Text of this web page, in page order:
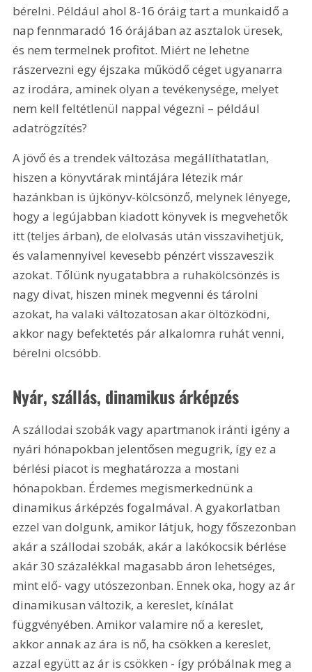
bérelni. Például ahol 8-16 óráig tart a munkaidő a
nap fennmaradó 16 órájában az asztalok üresek,
és nem termelnek profitot. Miért ne lehetne
rászervezni egy éjszaka működő céget ugyanarra
az irodára, aminek olyan a tevékenysége, melyet
nem kell feltétlenül nappal végezni – például
adatrögzítés?
A jövő és a trendek változása megállíthatatlan,
hiszen a könyvtárak mintájára létezik már
hazánkban is újkönyv-kölcsönző, melynek lényege,
hogy a legújabban kiadott könyvek is megvehetők
itt (teljes árban), de elolvasás után visszavihetjük,
és valamennyivel kevesebb pénzért visszaveszik
azokat. Tőlünk nyugatabbra a ruhakölcsönzés is
nagy divat, hiszen minek megvenni és tárolni
azokat, ha valaki változatosan akar öltözködni,
akkor nagy befektetés pár alkalomra ruhát venni,
bérelni olcsóbb.
Nyár, szállás, dinamikus árképzés
A szállodai szobák vagy apartmanok iránti igény a
nyári hónapokban jelentősen megugrik, így ez a
bérlési piacot is meghatározza a mostani
hónapokban. Érdemes megismerkednünk a
dinamikus árképzés fogalmával. A gyakorlatban
ezzel van dolgunk, amikor látjuk, hogy főszezonban
akár a szállodai szobák, akár a lakókocsik bérlése
akár 30 százalékkal magasabb áron lehetséges,
mint elő- vagy utószezonban. Ennek oka, hogy az ár
dinamikusan változik, a kereslet, kínálat
függvényében. Amikor valamire nő a kereslet,
akkor annak az ára is nő, ha csökken a kereslet,
azzal együtt az ár is csökken - így próbálnak meg a